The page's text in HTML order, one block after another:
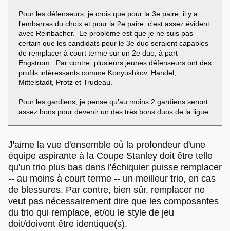
Pour les défenseurs, je crois que pour la 3e paire, il y a
l'embarras du choix et pour la 2e paire, c'est assez évident
avec Reinbacher. Le problème est que je ne suis pas
certain que les candidats pour le 3e duo seraient capables
de remplacer à court terme sur un 2e duo, à part
Engstrom. Par contre, plusieurs jeunes défenseurs ont des
profils intéressants comme Konyushkov, Handel,
Mittelstadt, Protz et Trudeau.
Pour les gardiens, je pense qu'au moins 2 gardiens seront
assez bons pour devenir un des très bons duos de la ligue.
J'aime la vue d'ensemble où la profondeur d'une
équipe aspirante à la Coupe Stanley doit être telle
qu'un trio plus bas dans l'échiquier puisse remplacer
-- au moins à court terme -- un meilleur trio, en cas
de blessures. Par contre, bien sûr, remplacer ne
veut pas nécessairement dire que les composantes
du trio qui remplace, et/ou le style de jeu
doit/doivent être identique(s).